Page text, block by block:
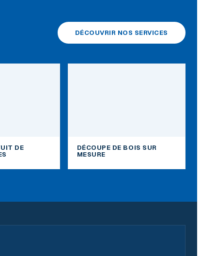
DÉCOUVRIR NOS SERVICES
DE
DÉCOUPE DE BOIS SUR
MESURE